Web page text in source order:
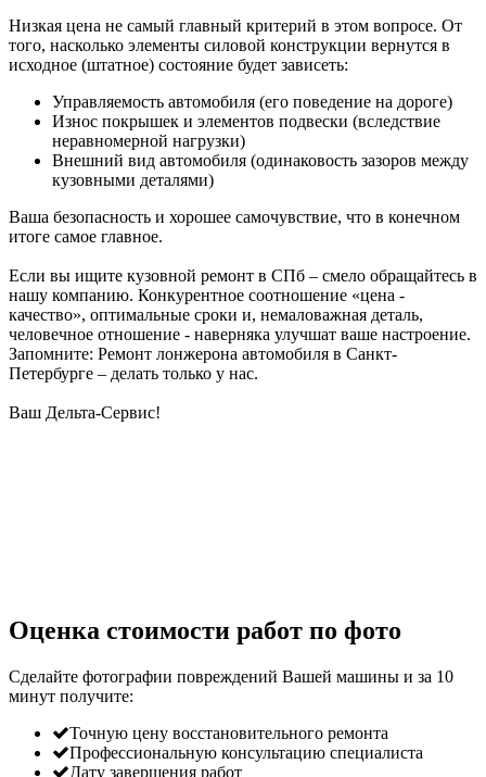
Низкая цена не самый главный критерий в этом вопросе. От
того, насколько элементы силовой конструкции вернутся в
исходное (штатное) состояние будет зависеть:
Управляемость автомобиля (его поведение на дороге)
Износ покрышек и элементов подвески (вследствие
неравномерной нагрузки)
Внешний вид автомобиля (одинаковость зазоров между
кузовными деталями)
Ваша безопасность и хорошее самочувствие, что в конечном
итоге самое главное.
Если вы ищите кузовной ремонт в СПб – смело обращайтесь в
нашу компанию. Конкурентное соотношение «цена -
качество», оптимальные сроки и, немаловажная деталь,
человечное отношение - наверняка улучшат ваше настроение.
Запомните: Ремонт лонжерона автомобиля в Санкт-
Петербурге – делать только у нас.
Ваш Дельта-Сервис!
Оценка стоимости работ по фото
Сделайте фотографии повреждений Вашей машины и за 10
минут получите:
Точную цену восстановительного ремонта
Профессиональную консультацию специалиста
Дату завершения работ